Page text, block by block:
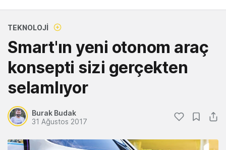
TEKNOLOJI
Smart'ın yeni otonom araç
konsepti sizi gerçekten
selamlıyor
Burak Budak
31 Ağustos 2017